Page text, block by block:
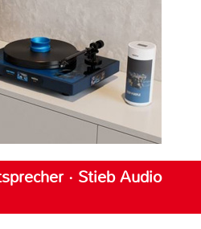
· Stieb Audio